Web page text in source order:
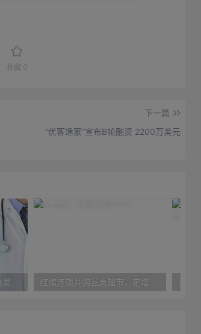
收藏 0
下一篇
“优客逸家”宣布B轮融资 2200万美元